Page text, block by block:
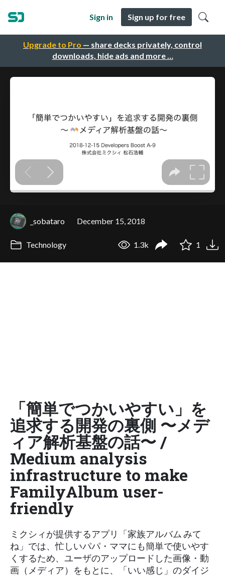
Upgrade to Pro — share decks privately, control
downloads, hide ads and more …
Sign in Sign up for free
_sobataro December 15, 2018
Technology 1.3k 1
「簡単でつかいやすい」を
追求する開発の裏側 〜メデ
ィア解析基盤の話〜 /
Medium analysis
infrastructure to make
FamilyAlbum user-
friendly
ミクシィが提供するアプリ「家族アルバム みて
ね」では、忙しいパパ・ママにも簡単で使いやす
くするため、ユーザのアップロードした画像・動
画（メディア）をもとに、「いい感じ」のダイジ